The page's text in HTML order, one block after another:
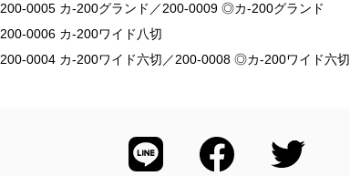
200-0005 カ-200グランド／200-0009 ◎カ-200グランド
200-0006 カ-200ワイド八切
200-0004 カ-200ワイド六切／200-0008 ◎カ-200ワイド六切